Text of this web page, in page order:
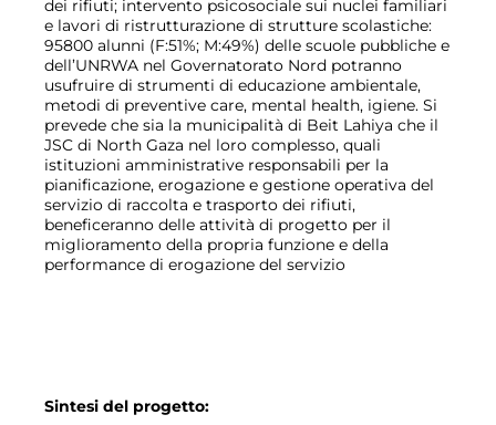
dei rifiuti; intervento psicosociale sui nuclei familiari
e lavori di ristrutturazione di strutture scolastiche:
95800 alunni (F:51%; M:49%) delle scuole pubbliche e
dell’UNRWA nel Governatorato Nord potranno
usufruire di strumenti di educazione ambientale,
metodi di preventive care, mental health, igiene. Si
prevede che sia la municipalità di Beit Lahiya che il
JSC di North Gaza nel loro complesso, quali
istituzioni amministrative responsabili per la
pianificazione, erogazione e gestione operativa del
servizio di raccolta e trasporto dei rifiuti,
beneficeranno delle attività di progetto per il
miglioramento della propria funzione e della
performance di erogazione del servizio
Sintesi del progetto: